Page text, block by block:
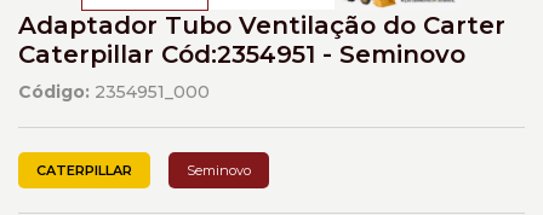
Adaptador Tubo Ventilação do Carter
Caterpillar Cód:2354951 - Seminovo
Código: 2354951_000
CATERPILLAR Seminovo